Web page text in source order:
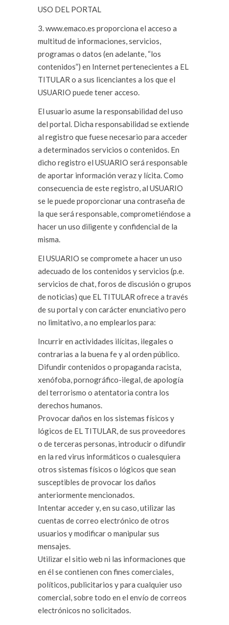
USO DEL PORTAL
3. www.emaco.es proporciona el acceso a
multitud de informaciones, servicios,
programas o datos (en adelante, “los
contenidos”) en Internet pertenecientes a EL
TITULAR o a sus licenciantes a los que el
USUARIO puede tener acceso.
El usuario asume la responsabilidad del uso
del portal. Dicha responsabilidad se extiende
al registro que fuese necesario para acceder
a determinados servicios o contenidos. En
dicho registro el USUARIO será responsable
de aportar información veraz y lícita. Como
consecuencia de este registro, al USUARIO
se le puede proporcionar una contraseña de
la que será responsable, comprometiéndose a
hacer un uso diligente y confidencial de la
misma.
El USUARIO se compromete a hacer un uso
adecuado de los contenidos y servicios (p.e.
servicios de chat, foros de discusión o grupos
de noticias) que EL TITULAR ofrece a través
de su portal y con carácter enunciativo pero
no limitativo, a no emplearlos para:
Incurrir en actividades ilícitas, ilegales o
contrarias a la buena fe y al orden público.
Difundir contenidos o propaganda racista,
xenófoba, pornográfico-ilegal, de apología
del terrorismo o atentatoria contra los
derechos humanos.
Provocar daños en los sistemas físicos y
lógicos de EL TITULAR, de sus proveedores
o de terceras personas, introducir o difundir
en la red virus informáticos o cualesquiera
otros sistemas físicos o lógicos que sean
susceptibles de provocar los daños
anteriormente mencionados.
Intentar acceder y, en su caso, utilizar las
cuentas de correo electrónico de otros
usuarios y modificar o manipular sus
mensajes.
Utilizar el sitio web ni las informaciones que
en él se contienen con fines comerciales,
políticos, publicitarios y para cualquier uso
comercial, sobre todo en el envío de correos
electrónicos no solicitados.